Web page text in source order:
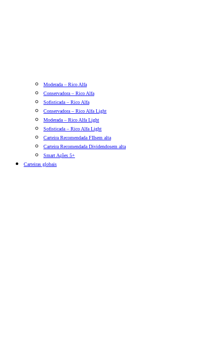
Moderada – Rico Alfa
Conservadora – Rico Alfa
Sofisticada – Rico Alfa
Conservadora – Rico Alfa Light
Moderada – Rico Alfa Light
Sofisticada – Rico Alfa Light
Carteira Recomendada FIIsem alta
Carteira Recomendada Dividendosem alta
Smart Ações 5+
Carteiras globais